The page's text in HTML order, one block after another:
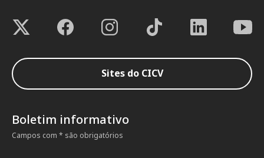
Sites do CICV
Boletim informativo
Campos com * são obrigatórios